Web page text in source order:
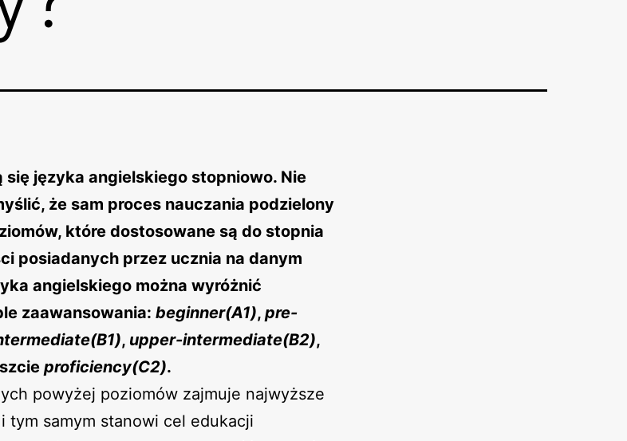
języka angielskiego stopniowo. Nie
że sam proces nauczania podzielony
które dostosowane są do stopnia
posiadanych przez ucznia na danym
angielskiego można wyróżnić
zaawansowania: beginner(A1), pre-
, upper-intermediate(B2),
proficiency(C2).
powyżej poziomów zajmuje najwyższe
tym samym stanowi cel edukacji